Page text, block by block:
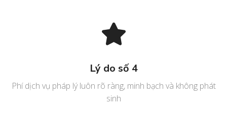
Lý do số 4
Phí dịch vụ pháp lý luôn rõ ràng, minh bạch và không phát
sinh